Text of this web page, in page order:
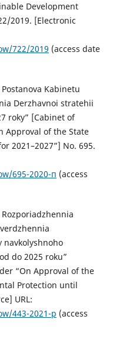
Development
2019. [Electronic
722/2019 (access date
Kabinetu
Derzhavnoi stratehii
roky” [Cabinet of
Approval of the State
2021–2027”] No. 695.
695-2020-п (access
navkolyshnoho
do 2025 roku”
“On Approval of the
Protection until
URL:
443-2021-р (access